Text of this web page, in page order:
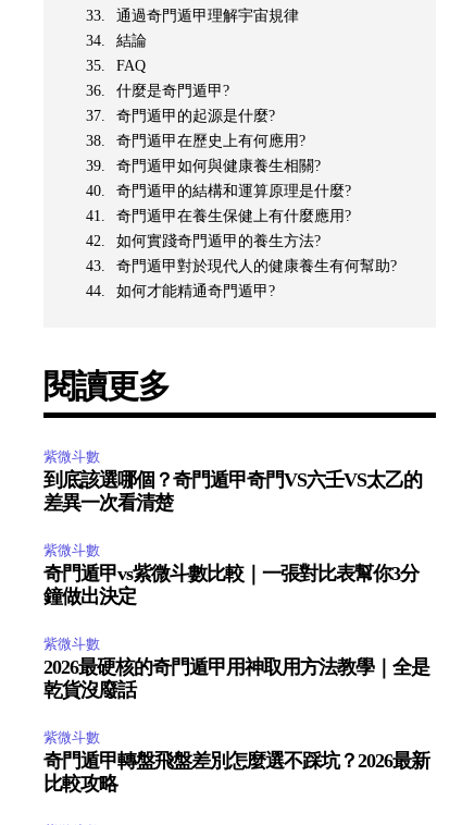
通過奇門遁甲理解宇宙規律
結論
FAQ
什麼是奇門遁甲?
奇門遁甲的起源是什麼?
奇門遁甲在歷史上有何應用?
奇門遁甲如何與健康養生相關?
奇門遁甲的結構和運算原理是什麼?
奇門遁甲在養生保健上有什麼應用?
如何實踐奇門遁甲的養生方法?
奇門遁甲對於現代人的健康養生有何幫助?
如何才能精通奇門遁甲?
閱讀更多
紫微斗數
到底該選哪個？奇門遁甲奇門VS六壬VS太乙的
差異一次看清楚
紫微斗數
奇門遁甲vs紫微斗數比較｜一張對比表幫你3分
鐘做出決定
紫微斗數
2026最硬核的奇門遁甲用神取用方法教學｜全是
乾貨沒廢話
紫微斗數
奇門遁甲轉盤飛盤差別怎麼選不踩坑？2026最新
比較攻略